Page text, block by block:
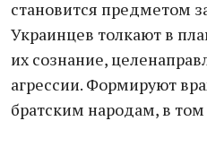
становится предметом
Украинцев толкают в
их сознание,
агрессии. Формируют
братским народам, в